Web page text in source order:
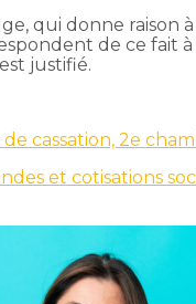
qui donne raison
de ce fait
justifié.
cassation, 2e
et cotisations